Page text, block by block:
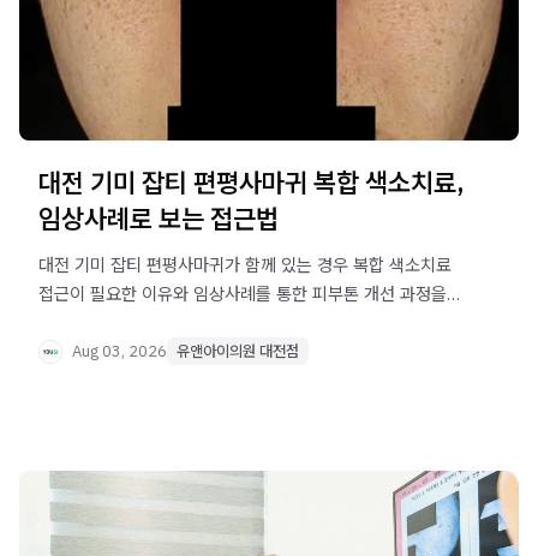
대전 기미 잡티 편평사마귀 복합 색소치료,
임상사례로 보는 접근법
대전 기미 잡티 편평사마귀가 함께 있는 경우 복합 색소치료
접근이 필요한 이유와 임상사례를 통한 피부톤 개선 과정을
Aug 03, 2026 유앤아이의원 대전점